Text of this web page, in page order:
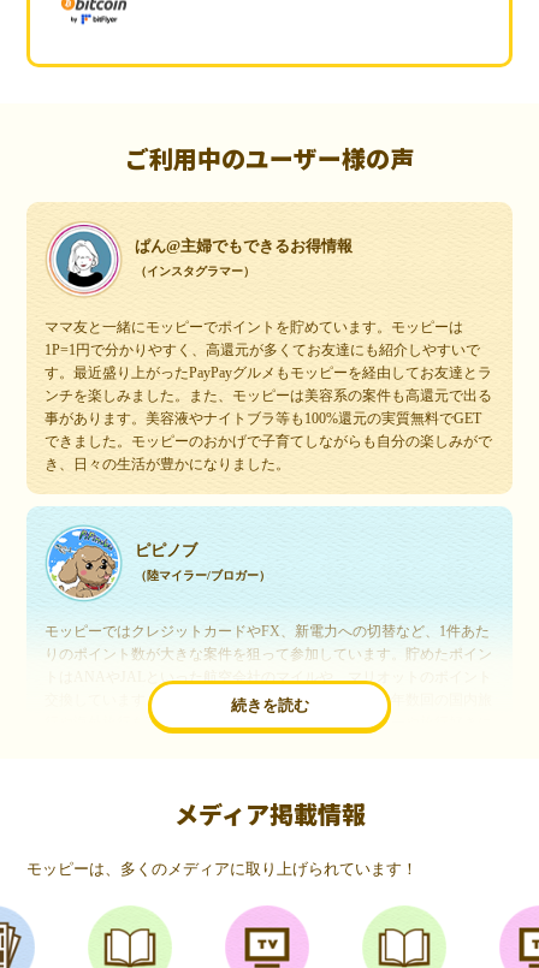
ご利用中のユーザー様の声
ぱん@主婦でもできるお得情報
（インスタグラマー）
ママ友と一緒にモッピーでポイントを貯めています。モッピーは
1P=1円で分かりやすく、高還元が多くてお友達にも紹介しやすいで
す。最近盛り上がったPayPayグルメもモッピーを経由してお友達とラ
ンチを楽しみました。また、モッピーは美容系の案件も高還元で出る
事があります。美容液やナイトブラ等も100%還元の実質無料でGET
できました。モッピーのおかげで子育てしながらも自分の楽しみがで
き、日々の生活が豊かになりました。
続きを読む
ピピノブ
（陸マイラー/ブロガー）
モッピーではクレジットカードやFX、新電力への切替など、1件あた
りのポイント数が大きな案件を狙って参加しています。貯めたポイン
交換しています。このようにすることで、ほぼ無料で年数回の国内旅
行や海外旅行を実現しています。モッピーは陸マイラーや旅行好きに
いつものネットショッピングが、モッピーでお得
（20代・女性）
友達に勧められてモッピーをはじめました。空いた時間にスマホで買
い物をすることが多いのですが、モッピーを経由するだけでショップ
のポイントとモッピーのポイントが二重で貯まることを知り、ビック
メディア掲載情報
モッピーは、多くのメディアに取り上げられています！